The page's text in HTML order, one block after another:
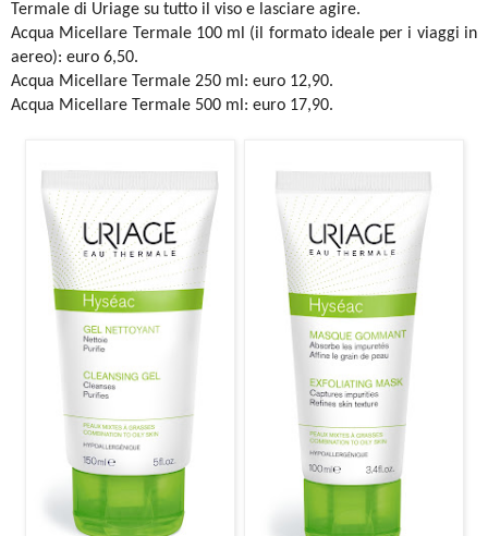
Termale di Uriage su tutto il viso e lasciare agire.
Acqua Micellare Termale 100 ml (il formato ideale per i viaggi in
aereo): euro 6,50.
Acqua Micellare Termale 250 ml: euro 12,90.
Acqua Micellare Termale 500 ml: euro 17,90.